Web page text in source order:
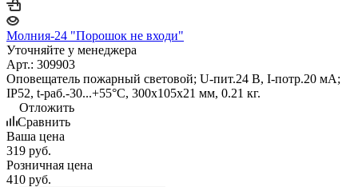
Молния-24 "Порошок не входи"
Уточняйте у менеджера
Арт.: 309903
Оповещатель пожарный световой; U-пит.24 В, I-потр.20 мА;
IP52, t-раб.-30...+55°С, 300х105х21 мм, 0.21 кг.
Отложить
Сравнить
Ваша цена
319 руб.
Розничная цена
410 руб.